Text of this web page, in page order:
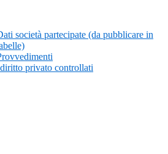
società partecipate (da pubblicare in
privato controllati